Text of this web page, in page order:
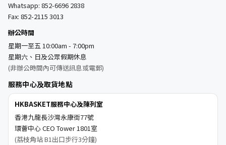
Whatsapp: 852-6696 2838
Fax: 852-2115 3013
辦公時間
星期一至五 10:00am - 7:00pm
星期六、日及公眾假期休息
(非辦公時間內可傳送訊息或電郵)
服務中心及取貨地點
HKBASKET服務中心及陳列室
香港九龍長沙灣永康街77號
環薈中心 CEO Tower 1801室
(荔枝角站 B1出口步行3分鐘)